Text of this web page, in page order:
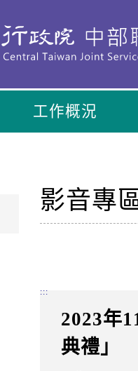
工作概況
影音專
2023年
典禮」
:::